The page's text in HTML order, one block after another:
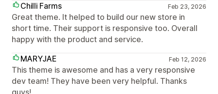
Chilli Farms Feb 23, 2026
Great theme. It helped to build our new store in
short time. Their support is responsive too. Overall
happy with the product and service.
MARYJAE
Feb 12, 2026
This theme is awesome and has a very responsive
dev team! They have been very helpful. Thanks
guys!